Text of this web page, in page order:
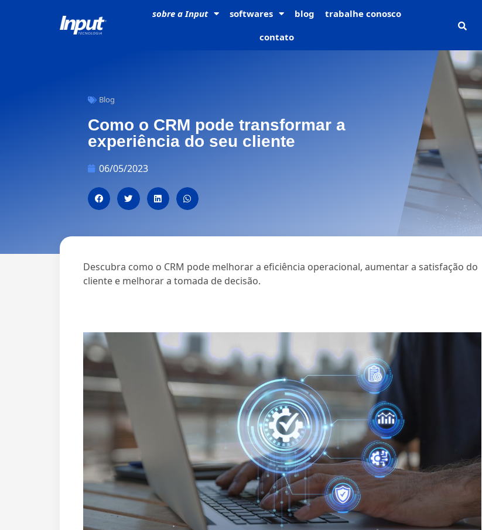
sobre aInput softwares blog
trabalhe conosco
contato
Blog
Como o CRM pode transformar a
experiência do seu cliente
06/05/2023
Descubra como o CRM pode melhorar a eficiência operacional, aumentar a satisfação do
cliente e melhorar a tomada de decisão.